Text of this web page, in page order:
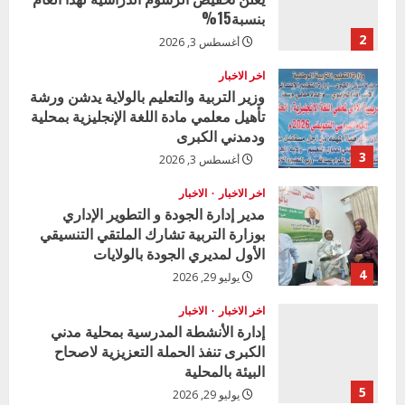
2
بنسبة15%
أغسطس 3, 2026
3
اخر الاخبار
وزير التربية والتعليم بالولاية يدشن ورشة
تأهيل معلمي مادة اللغة الإنجليزية بمحلية
ودمدني الكبرى
أغسطس 3, 2026
4
اخر الاخبار الاخبار
مدير إدارة الجودة و التطوير الإداري
بوزارة التربية تشارك الملتقي التنسيقي
الأول لمديري الجودة بالولايات
يوليو 29, 2026
5
اخر الاخبار الاخبار
إدارة الأنشطة المدرسية بمحلية مدني
الكبرى تنفذ الحملة التعزيزية لاصحاح
البيئة بالمحلية
يوليو 29, 2026